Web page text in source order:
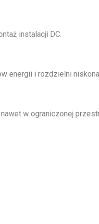
instalacji DC.
energii i rozdzielni
w ograniczonej